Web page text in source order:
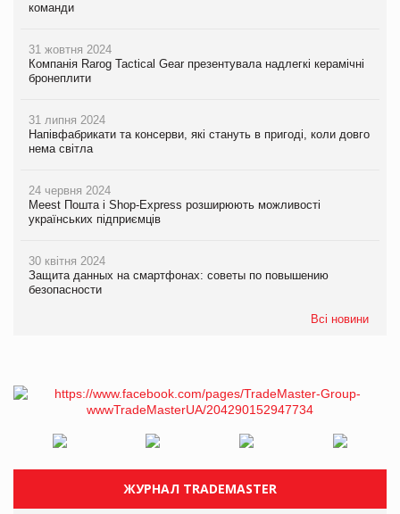
команди
31 жовтня 2024
Компанія Rarog Tactical Gear презентувала надлегкі керамічні
бронеплити
31 липня 2024
Напівфабрикати та консерви, які стануть в пригоді, коли довго
нема світла
24 червня 2024
Meest Пошта і Shop-Express розширюють можливості
українських підприємців
30 квітня 2024
Защита данных на смартфонах: советы по повышению
безопасности
Всі новини
ЖУРНАЛ TRADEMASTER